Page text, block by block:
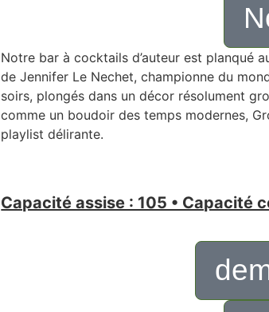
Notre bar à cocktails d’auteur est planqué
de Jennifer Le Nechet, championne du
soirs, plongés dans un décor résolument
comme un boudoir des temps modernes,
playlist délirante.
Capacité assise : 105 • Capacité